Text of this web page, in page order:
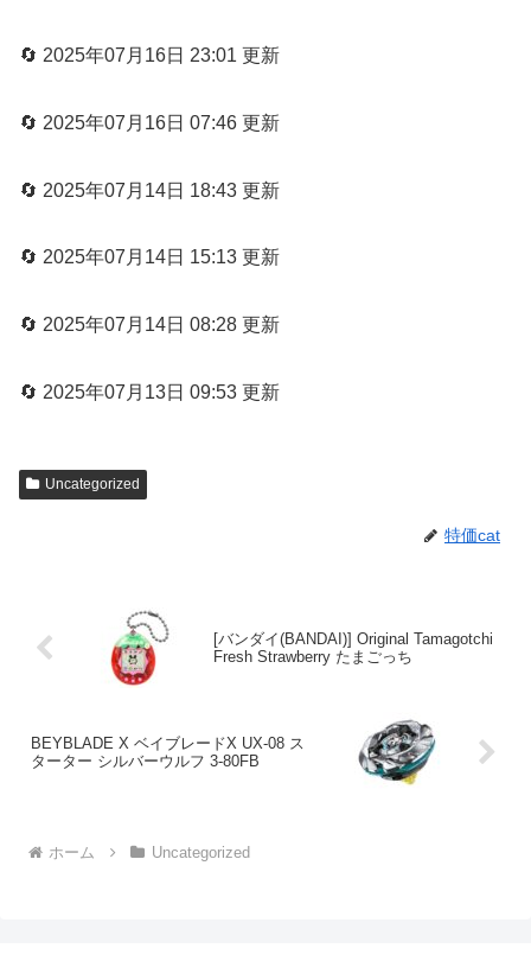
🔄 2025年07月16日 23:01 更新
🔄 2025年07月16日 07:46 更新
🔄 2025年07月14日 18:43 更新
🔄 2025年07月14日 15:13 更新
🔄 2025年07月14日 08:28 更新
🔄 2025年07月13日 09:53 更新
Uncategorized
特価cat
[バンダイ(BANDAI)] Original Tamagotchi
Fresh Strawberry たまごっち
BEYBLADE X ベイブレードX UX-08 ス
ターター シルバーウルフ 3-80FB
ホーム Uncategorized